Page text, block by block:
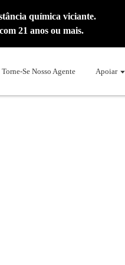
química viciante.
21 anos ou mais.
Torne-Se Nosso Agente Apoiar